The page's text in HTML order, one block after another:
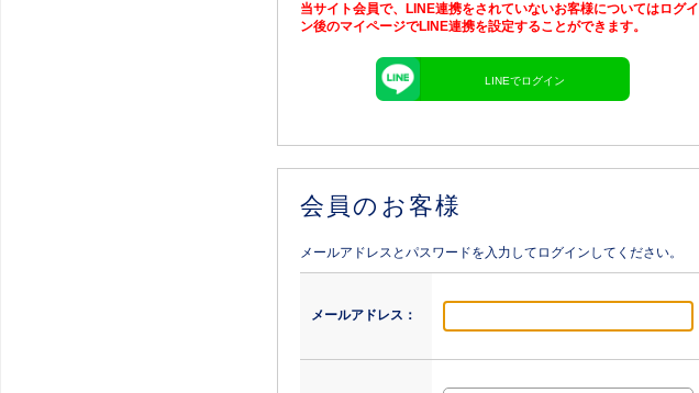
当サイト会員で、LINE連携をされていないお客様についてはログイ
ン後のマイページでLINE連携を設定することができます。
LINEでログイン
会員のお客様
メールアドレスとパスワードを入力してログインしてください。
メールアドレス：